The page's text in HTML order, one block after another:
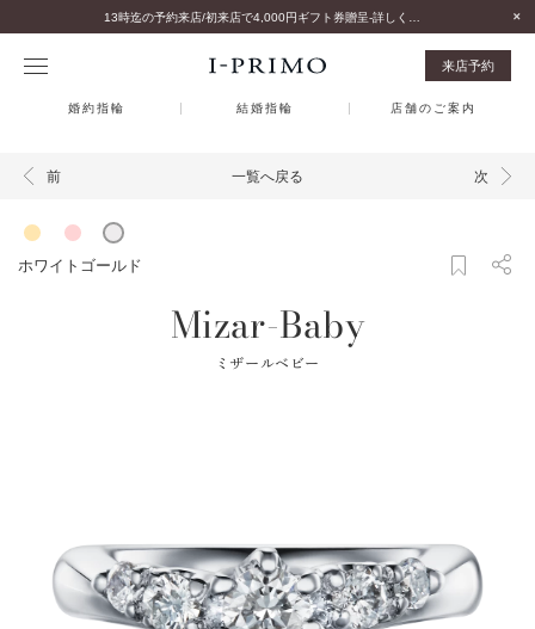
来店予約
婚約指輪 結婚指輪 店舗のご案内
前 一覧へ戻る 次
ホワイトゴールド
Mizar-Baby
ミザールベビー